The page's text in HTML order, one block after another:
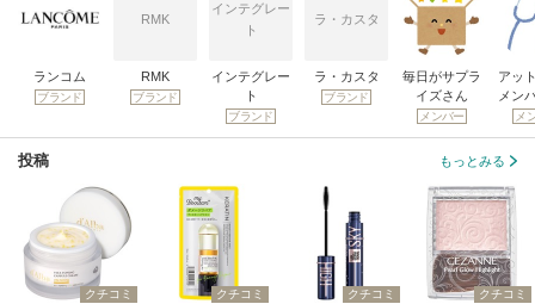
ランコム
ブランド
RMK
RMK
ブランド
インテグレー
ト
インテグレー
ト
ブランド
ラ・カスタ
ラ・カスタ
ブランド
毎日がサプラ
イズさん
メンバー
アッ
メン
メ
投稿 もっとみる
クチコミ クチコミ クチコミ クチコミ